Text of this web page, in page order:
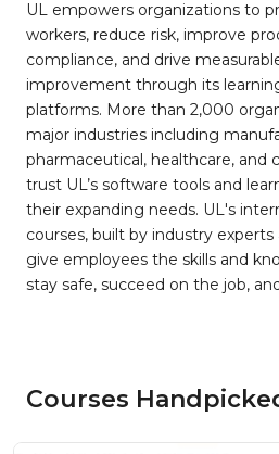
UL empowers organizations to
workers, reduce risk, improve
compliance, and drive
improvement through its
platforms. More than 2,000
major industries including
pharmaceutical, healthcare, and
trust UL’s software tools and
their expanding needs. UL's
courses, built by industry experts
give employees the skills and
stay safe, succeed on the job,
Courses